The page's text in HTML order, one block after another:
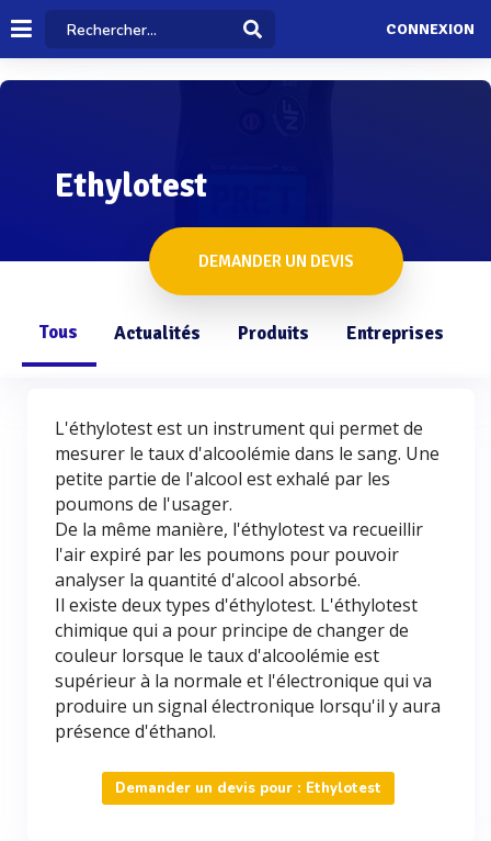
CONNEXION
Ethylotest
DEMANDER UN DEVIS
Tous Actualités Produits Entreprises
L'éthylotest est un instrument qui permet de
mesurer le taux d'alcoolémie dans le sang. Une
petite partie de l'alcool est exhalé par les
poumons de l'usager.
De la même manière, l'éthylotest va recueillir
l'air expiré par les poumons pour pouvoir
analyser la quantité d'alcool absorbé.
Il existe deux types d'éthylotest. L'éthylotest
chimique qui a pour principe de changer de
couleur lorsque le taux d'alcoolémie est
supérieur à la normale et l'électronique qui va
produire un signal électronique lorsqu'il y aura
présence d'éthanol.
Demander un devis pour : Ethylotest